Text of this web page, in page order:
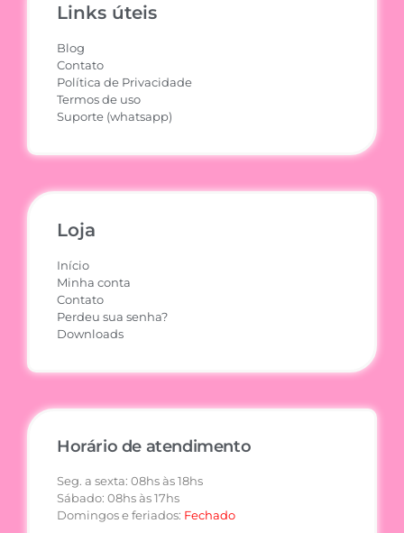
Links úteis
Blog
Contato
Política de Privacidade
Termos de uso
Suporte (whatsapp)
Loja
Início
Minha conta
Contato
Perdeu sua senha?
Downloads
Horário de atendimento
Seg. a sexta: 08hs às 18hs
Sábado: 08hs às 17hs
Domingos e feriados: Fechado